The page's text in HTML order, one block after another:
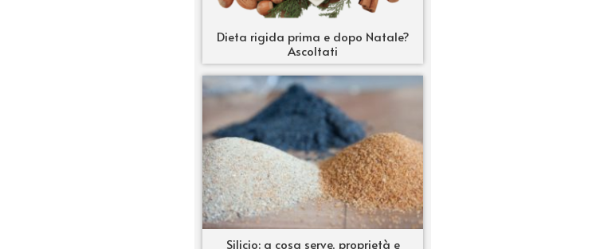
Dieta rigida prima e dopo Natale?
Ascoltati
Silicio: a cosa serve, proprietà e